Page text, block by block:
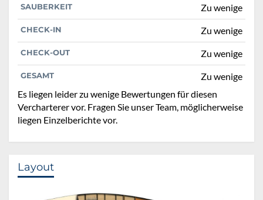
SAUBERKEIT Zu wenige
CHECK-IN Zu wenige
CHECK-OUT Zu wenige
GESAMT
Zu wenige
Es liegen leider zu wenige Bewertungen für diesen
Vercharterer vor. Fragen Sie unser Team, möglicherweise
liegen Einzelberichte vor.
Layout